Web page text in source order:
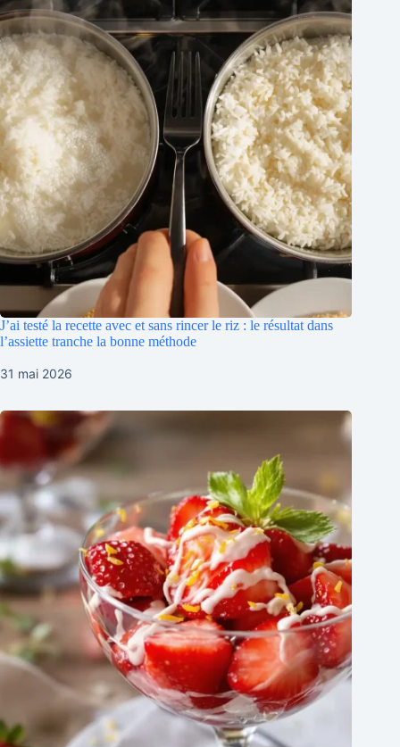
J’ai testé la recette avec et sans rincer le riz : le résultat dans
l’assiette tranche la bonne méthode
31 mai 2026